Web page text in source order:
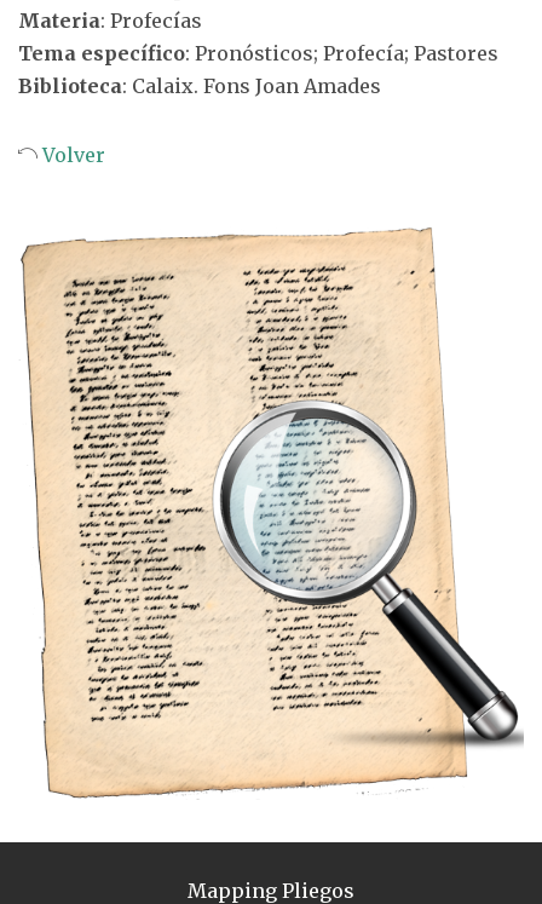
Materia: Profecías
Tema específico: Pronósticos; Profecía; Pastores
Biblioteca: Calaix. Fons Joan Amades
Volver
Mapping Pliegos